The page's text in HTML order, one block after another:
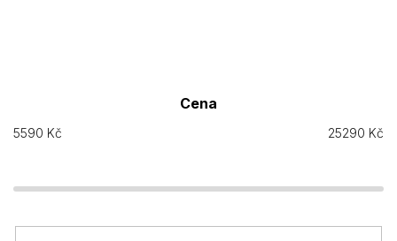
Cena
5590 Kč 25290 Kč